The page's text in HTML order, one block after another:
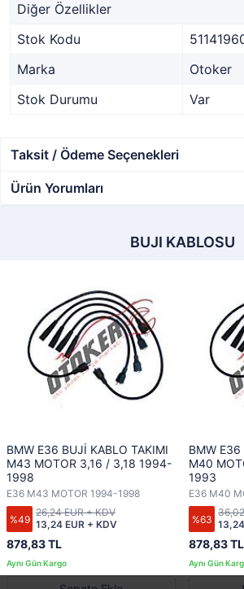
Diğer Özellikler
Stok Kodu
Marka
Otoker
Stok Durumu
Var
Taksit / Ödeme Seçenekleri
Ürün Yorumları
BUJI KABLOSU
BMW E36 BUJİ KABLO TAKIMI
M43 MOTOR 3,16 / 3,18 1994-
1998
E36 M43 MOTOR 1994-1998
%49
878,83 TL
13,24 EUR + KDV
26,24 EUR + KDV
BMW E36
M40
1993
E36 M40
%63
878,83 TL